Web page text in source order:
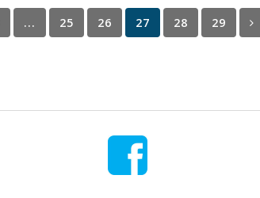
... 25 26 27 28 29